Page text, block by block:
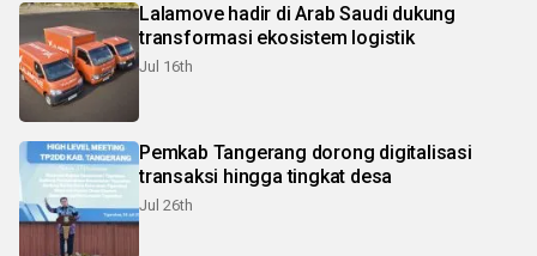
Lalamove hadir di Arab Saudi dukung
transformasi ekosistem logistik
Jul 16th
Pemkab Tangerang dorong digitalisasi
transaksi hingga tingkat desa
Jul 26th